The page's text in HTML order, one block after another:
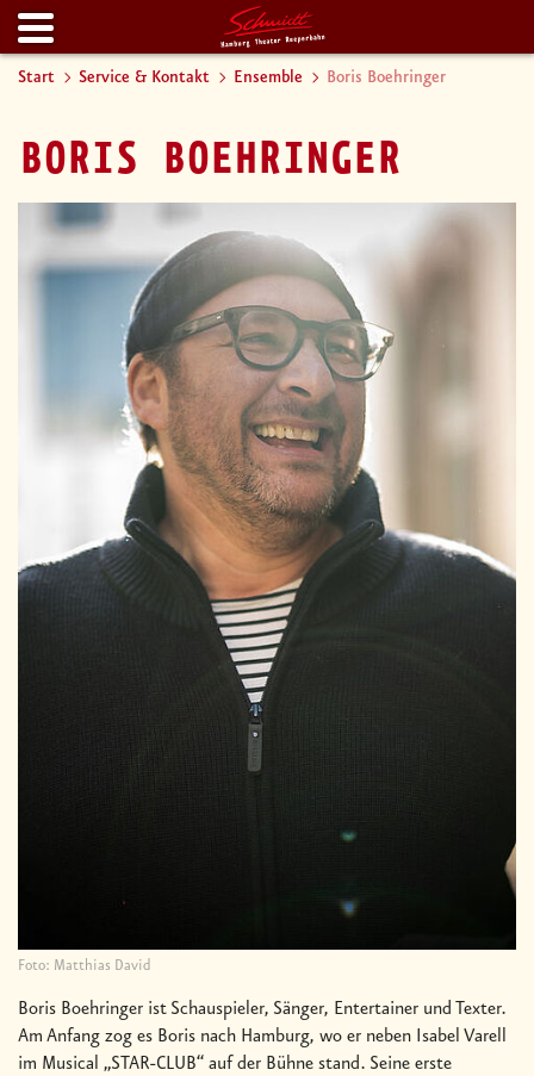
Start Service & Kontakt Ensemble Boris Boehringer
BORIS BOEHRINGER
Foto: Matthias David
Boris Boehringer ist Schauspieler, Sänger, Entertainer und Texter.
Am Anfang zog es Boris nach Hamburg, wo er neben Isabel Varell
im Musical „STAR-CLUB“ auf der Bühne stand. Seine erste